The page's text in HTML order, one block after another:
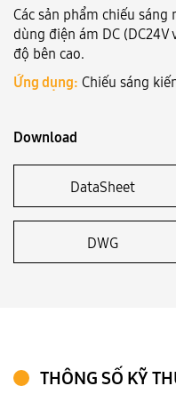
Language: VN
Các sản phẩm chiếu
dùng điện ám DC
độ bên cao.
Ứng dụng: Chiếu sáng
Download
DataSheet
DWG
THÔNG SỐ KỸ